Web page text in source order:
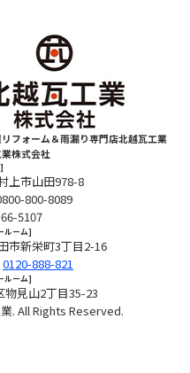
フォーム＆雨漏り専門店北越瓦工業
株式会社
上市山田978-8
800-8089
5107
ルーム]
市新栄町3丁目2-16
0120-888-821
ルーム]
物見山2丁目35-23
. All Rights Reserved.